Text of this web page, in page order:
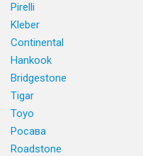
Pirelli
Kleber
Continental
Hankook
Bridgestone
Tigar
Toyo
Росава
Roadstone